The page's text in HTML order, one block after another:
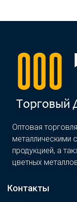
Оптовая
металлическими
продукцией, а
цветных
Контакты